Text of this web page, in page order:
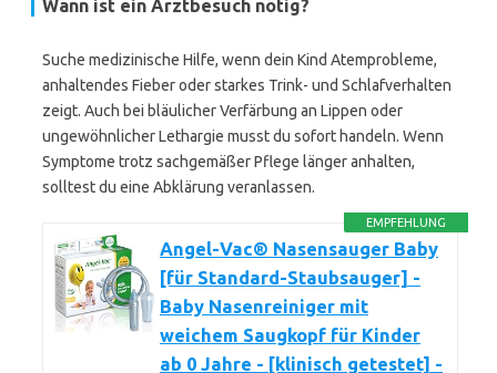
Wann ist ein Arztbesuch nötig?
Suche medizinische Hilfe, wenn dein Kind Atemprobleme,
anhaltendes Fieber oder starkes Trink- und Schlafverhalten
zeigt. Auch bei bläulicher Verfärbung an Lippen oder
ungewöhnlicher Lethargie musst du sofort handeln. Wenn
Symptome trotz sachgemäßer Pflege länger anhalten,
solltest du eine Abklärung veranlassen.
EMPFEHLUNG
Angel-Vac® Nasensauger Baby
[für Standard-Staubsauger] -
Baby Nasenreiniger mit
weichem Saugkopf für Kinder
ab 0 Jahre - [klinisch getestet] -